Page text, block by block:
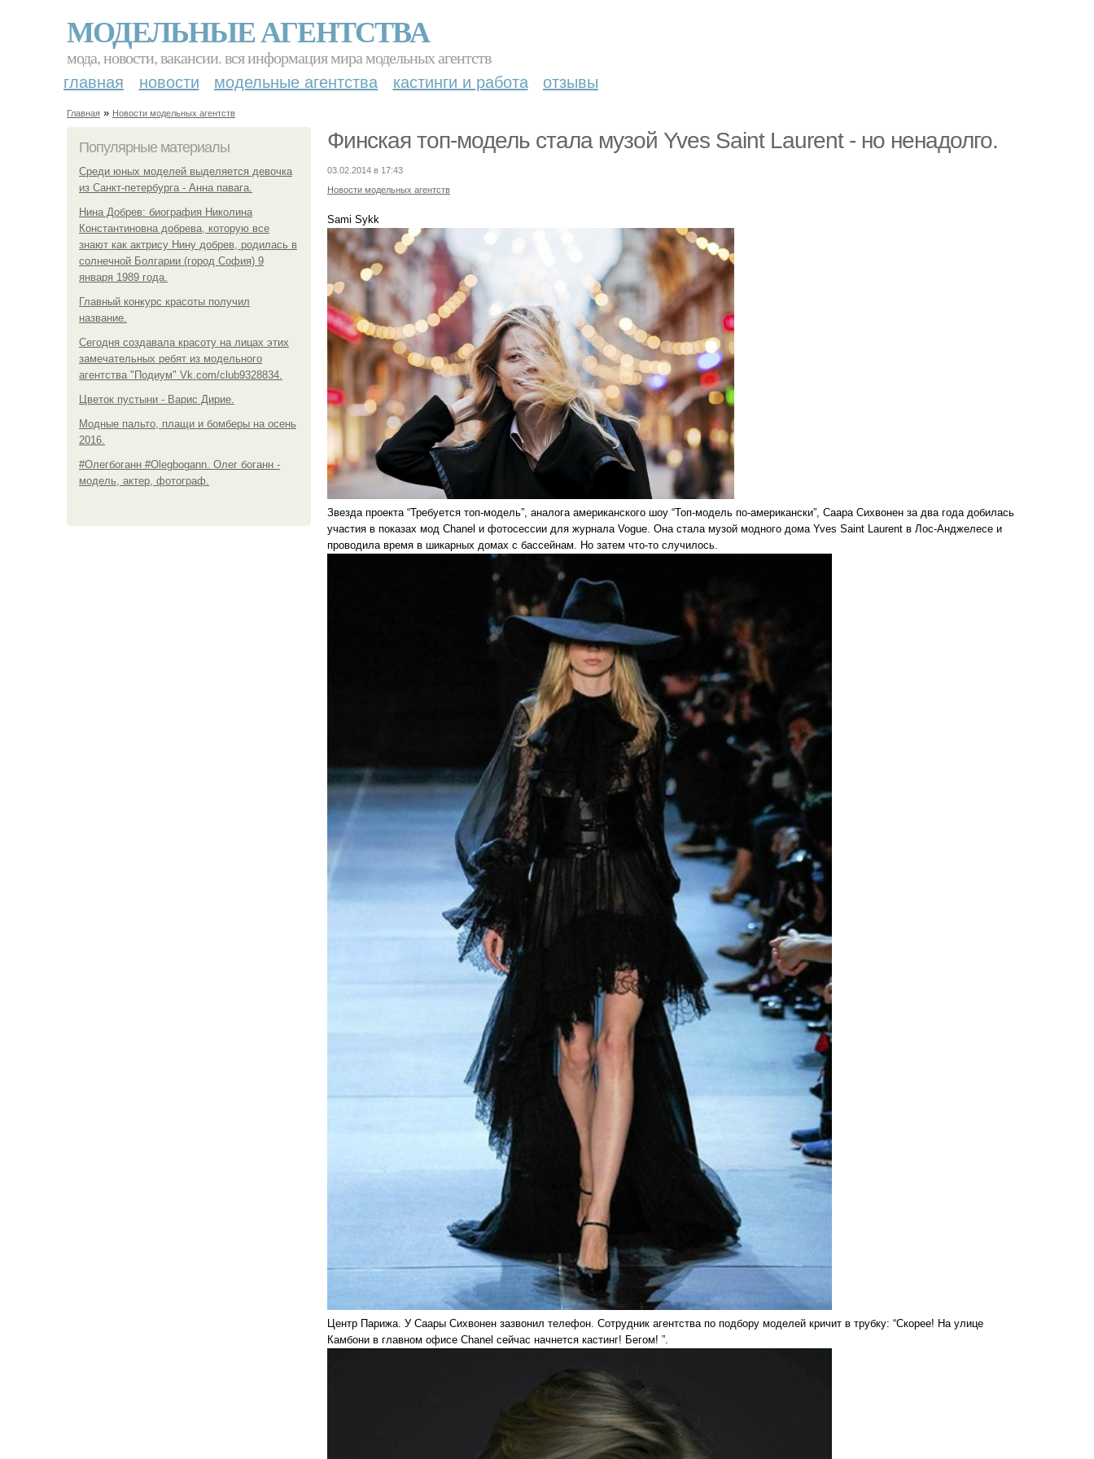
МОДЕЛЬНЫЕ АГЕНТСТВА
мода, новости, вакансии. вся информация мира модельных агентств
главная новости модельные агентства кастинги и работа отзывы
Главная » Новости модельных агентств
Популярные материалы
Среди юных моделей выделяется девочка
из Санкт-петербурга - Анна павага.
Нина Добрев: биография Николина
Константиновна добрева, которую все
знают как актрису Нину добрев, родилась в
солнечной Болгарии (город София) 9
января 1989 года.
Главный конкурс красоты получил
название.
Сегодня создавала красоту на лицах этих
замечательных ребят из модельного
агентства "Подиум" Vk.com/club9328834.
Цветок пустыни - Варис Дирие.
Модные пальто, плащи и бомберы на осень
2016.
#Олегбоганн #Olegbogann. Олег боганн -
модель, актер, фотограф.
Финская топ-модель стала музой Yves Saint Laurent - но ненадолго.
03.02.2014 в 17:43
Новости модельных агентств
Sami Sykk
Звезда проекта “Требуется топ-модель”, аналога американского шоу “Топ-модель по-американски”, Саара Сихвонен за два года добилась
участия в показах мод Chanel и фотосессии для журнала Vogue. Она стала музой модного дома Yves Saint Laurent в Лос-Анджелесе и
проводила время в шикарных домах с бассейнам. Но затем что-то случилось.
Центр Парижа. У Саары Сихвонен зазвонил телефон. Сотрудник агентства по подбору моделей кричит в трубку: “Скорее! На улице
Камбони в главном офисе Chanel сейчас начнется кастинг! Бегом! ”.